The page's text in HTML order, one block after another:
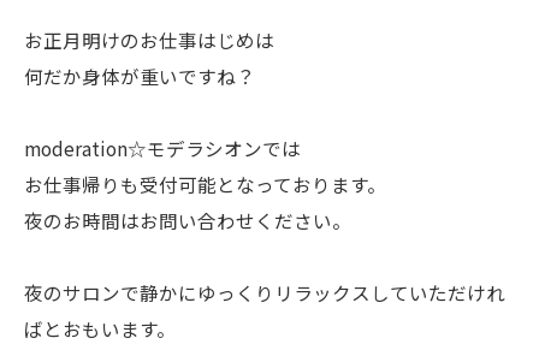
お正月明けのお仕事はじめは
何だか身体が重いですね？
moderation☆モデラシオンでは
お仕事帰りも受付可能となっております。
夜のお時間はお問い合わせください。
夜のサロンで静かにゆっくりリラックスしていただけれ
ばとおもいます。